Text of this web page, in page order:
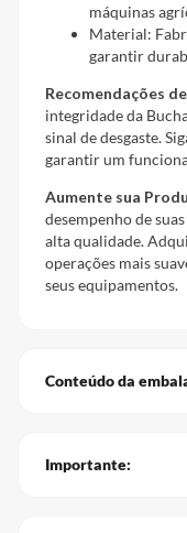
máquinas
Material:
garantir
Recomendações
integridade da
sinal de desgaste.
garantir um
Aumente sua
desempenho de
alta qualidade.
operações mais
seus equipamentos.
Conteúdo da
Importante: